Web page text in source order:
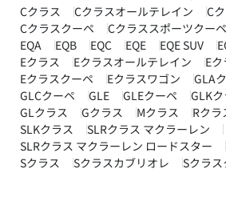
Cクラス
Cクラスオールテレイン
C
Cクラスクーペ
Cクラススポーツクーペ
EQA
EQB EQC EQE EQE SUV
Eクラス
Eクラスオールテレイン
E
Eクラスクーペ
Eクラスワゴン GLA
GLCクーペ
GLE GLEクーペ GLK
GLクラス
Gクラス Mクラス Rクラ
SLKクラス
SLRクラス マクラーレン
SLRクラス マクラーレン ロードスター
Sクラス
Sクラスカブリオレ Sクラ